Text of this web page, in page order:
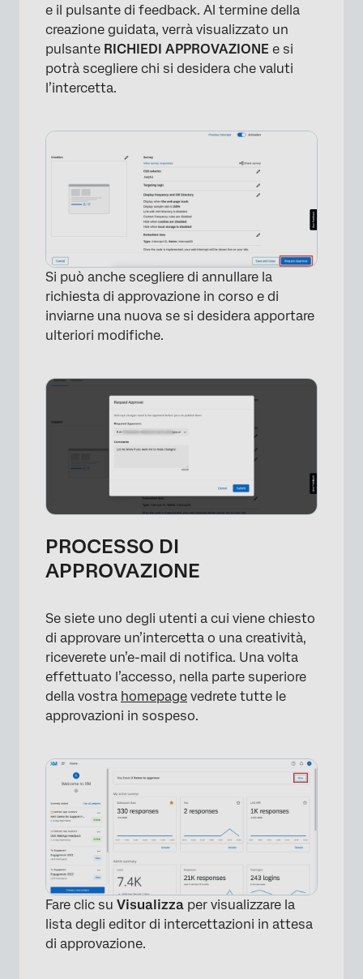
×
e il pulsante di feedback. Al termine della
creazione guidata, verrà visualizzato un
pulsante RICHIEDI APPROVAZIONE e si
potrà scegliere chi si desidera che valuti
l’intercetta.
Si può anche scegliere di annullare la
richiesta di approvazione in corso e di
inviarne una nuova se si desidera apportare
ulteriori modifiche.
PROCESSO DI
APPROVAZIONE
Se siete uno degli utenti a cui viene chiesto
di approvare un’intercetta o una creatività,
riceverete un’e-mail di notifica. Una volta
effettuato l’accesso, nella parte superiore
della vostra homepage vedrete tutte le
approvazioni in sospeso.
Fare clic su Visualizza per visualizzare la
lista degli editor di intercettazioni in attesa
di approvazione.